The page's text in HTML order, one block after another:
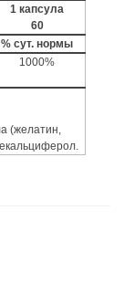
1 капсула
60
% сут. нормы
1000%
(желатин,